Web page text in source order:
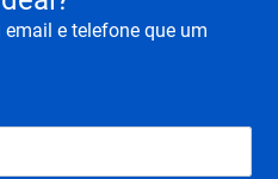
email e telefone que um